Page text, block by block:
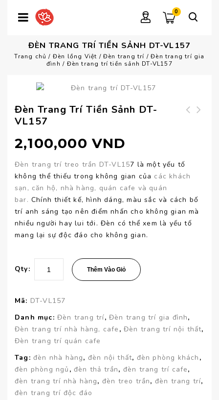
0
ĐÈN TRANG TRÍ TIỀN SẢNH DT-VL157
Trang chủ / Đèn lồng Việt / Đèn trang trí /Đèn trang trí gia
đình / Đèn trang trí tiền sảnh DT-VL157
Đèn Trang Trí Tiền Sảnh DT-
VL157
2,100,000 VND
Đèn trang trí treo trần DT-VL157 là một yếu tố
không thể thiếu trong không gian của các khách
sạn, căn hộ, nhà hàng, quán cafe và quán
bar. Chính thiết kế, hình dáng, màu sắc và cách bố
trí anh sáng tạo nên điểm nhấn cho không gian mà
nhiều người hay lui tới. Đèn có thể xem là yếu tố
mang lại sự độc đáo cho không gian.
Qty: Thêm Vào Giỏ
Mã: DT-VL157
Danh mục: Đèn trang trí,Đèn trang trí gia đình,
Đèn trang trí nhà hàng, cafe ,Đèn trang trí nội thất,
Đèn trang trí quán cafe
Tag: đèn nhà hàng, đèn nội thất, đèn phòng khách ,
đèn phòng ngủ ,đèn thả trần, đèn trang trí cafe,
đèn trang trí nhà hàng, đèn treo trần, đèn trang trí,
đèn trang trí độc đáo